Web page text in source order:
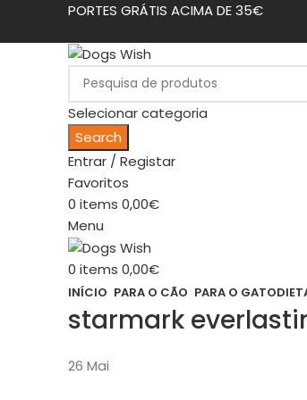
PORTES GRÁTIS ACIMA DE 35€
Selecionar categoria
Search
Entrar / Registar
Favoritos
0 items 0,00€
Menu
0 items 0,00€
INÍCIO PARA O CÃO PARA O GATO
starmark
26 Mai